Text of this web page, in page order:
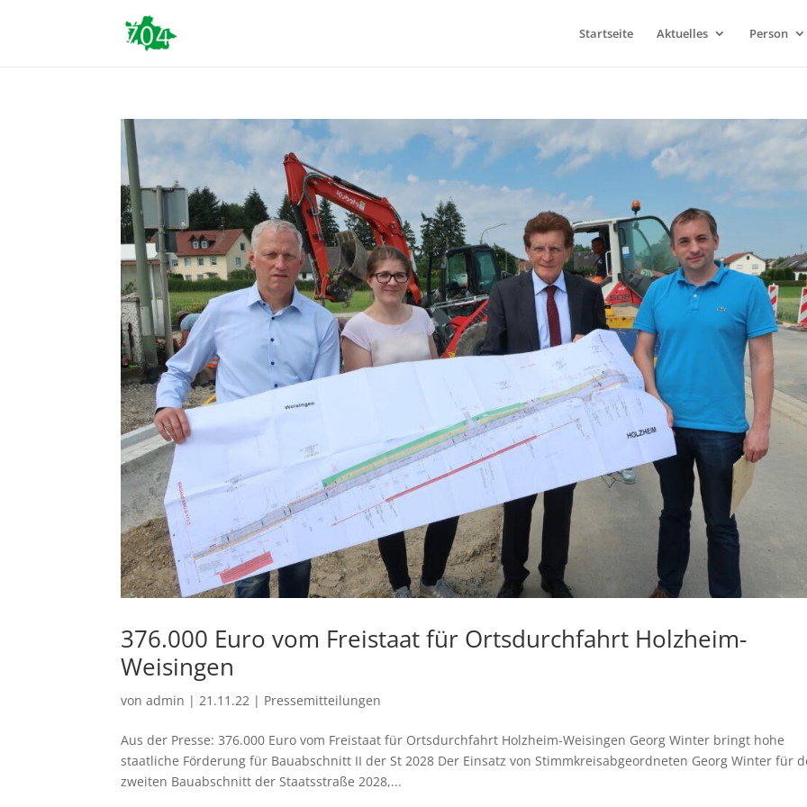
Startseite Aktuelles Person
376.000 Euro vom Freistaat für Ortsdurchfahrt Holzheim-
Weisingen
vonadmin |21.11.22 | Pressemitteilungen
Aus der Presse: 376.000 Euro vom Freistaat für Ortsdurchfahrt Holzheim-Weisingen Georg Winter bringt hohe
staatliche Förderung für Bauabschnitt II der St 2028 Der Einsatz von Stimmkreisabgeordneten Georg Winter für
zweiten Bauabschnitt der Staatsstraße 2028,...